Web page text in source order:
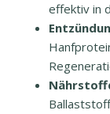
effektiv in